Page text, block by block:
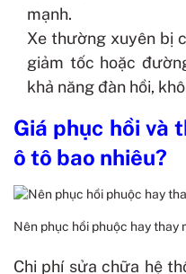
mạnh.
Xe thường xuyên bị
giảm tốc hoặc
khả năng đàn hồi,
Giá phục hồi và
ô tô bao nhiêu?
Nên phục hồi phuộc hay thay
Chi phí sửa chữa hệ